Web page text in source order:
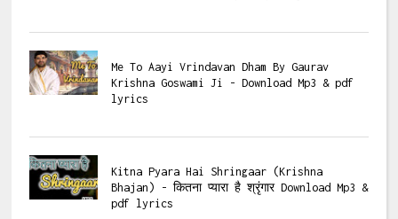
Me To Aayi Vrindavan Dham By Gaurav
Krishna Goswami Ji - Download Mp3 & pdf
lyrics
Kitna Pyara Hai Shringaar (Krishna
Bhajan) - कितना प्यारा है श्रृंगार Download Mp3 &
pdf lyrics